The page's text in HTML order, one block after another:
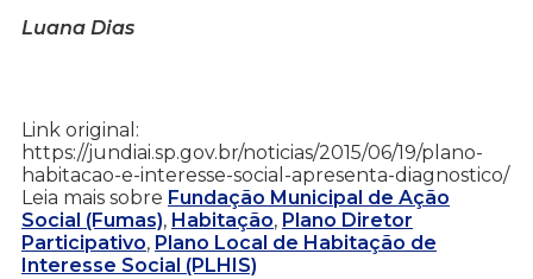
Luana Dias
Link original:
https://jundiai.sp.gov.br/noticias/2015/06/19/plano-
habitacao-e-interesse-social-apresenta-diagnostico/
Leia mais sobre Fundação Municipal de Ação
Social (Fumas), Habitação, Plano Diretor
Participativo, Plano Local de Habitação de
Interesse Social (PLHIS)